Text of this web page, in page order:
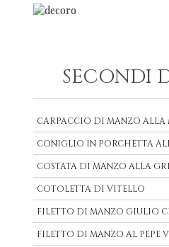
SECONDI
CARPACCIO DI MANZO
CONIGLIO IN PORCHETTA
COSTATA DI MANZO ALLA
COTOLETTA DI VITELLO
FILETTO DI MANZO GIULIO
FILETTO DI MANZO AL PEPE